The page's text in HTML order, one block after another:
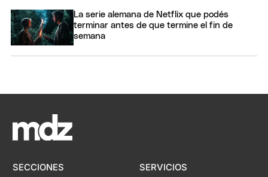
La serie alemana de Netflix que podés
terminar antes de que termine el fin de
semana
SECCIONES SERVICIOS